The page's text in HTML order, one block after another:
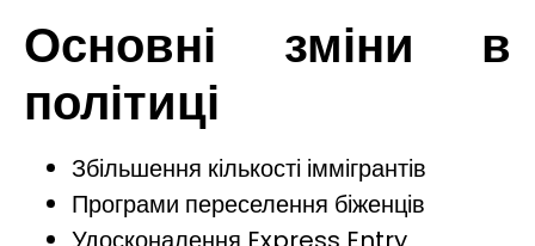
Основні зміни в
політиці
Збільшення кількості іммігрантів
Програми переселення біженців